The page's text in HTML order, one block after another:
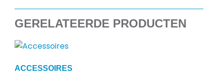
GERELATEERDE PRODUCTEN
ACCESSOIRES